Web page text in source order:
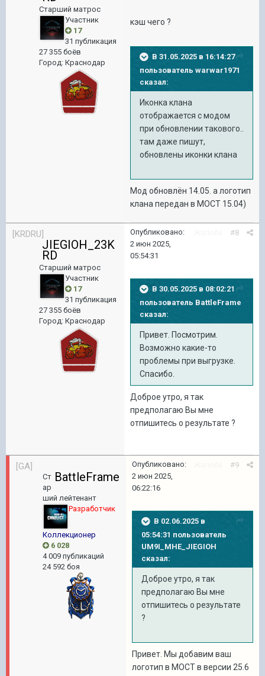
Старший матрос
Участник
17
31 публикация
27 355 боёв
Город: Краснодар
кэш чего ?
В 31.05.2025 в 16:14:27
пользователь warwar1971
сказал:
Иконка клана
отображается с модом
при обновлении такового..
там даже пишут,
обновлены иконки клана
Мод обновлён 14.05. а логотип
клана передан в МОСТ 15.04)
[KRDRU]
JIEGIOH_23K
RD
Старший матрос
Участник
17
31 публикация
27 355 боёв
Город: Краснодар
#8
Опубликовано:
2 июн 2025,
05:54:31
В 30.05.2025 в 08:02:21
пользователь BattleFrame
сказал:
Привет. Посмотрим.
Возможно какие-то
проблемы при выгрузке.
Спасибо.
Доброе утро, я так
предполагаю Вы мне
отпишитесь о результате ?
[GA]
BattleFrame
Ст
ар
ший лейтенант
Разработчик
Коллекционер
6 028
4 009 публикаций
24 592 боя
#9
Опубликовано:
2 июн 2025,
06:22:16
В 02.06.2025 в
05:54:31 пользователь
UM9I_MHE_JIEGIOH
сказал:
Доброе утро, я так
предполагаю Вы мне
отпишитесь о результате
?
Привет. Мы добавим ваш
логотип в МОСТ в версии 25.6